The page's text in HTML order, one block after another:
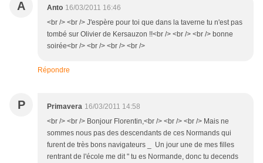
A Anto 16/03/2011 16:46
<br /> <br /> J'espère pour toi que dans la taverne tu n'est pas
tombé sur Olivier de Kersauzon !!<br /> <br /> <br /> bonne
soirée<br /> <br /> <br /> <br />
Répondre
P Primavera 16/03/2011 14:58
<br /> <br /> Bonjour Florentin,<br /> <br /> <br /> Mais ne
sommes nous pas des descendants de ces Normands qui
furent de très bons navigateurs _ Un jour une de mes filles
rentrant de l'école me dit " tu es Normande, donc tu decends